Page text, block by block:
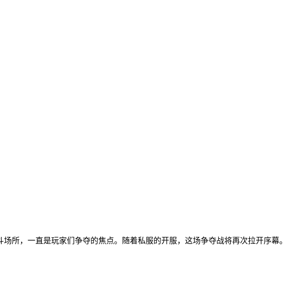
所，一直是玩家们争夺的焦点。随着私服的开服，这场争夺战将再次拉开序幕。